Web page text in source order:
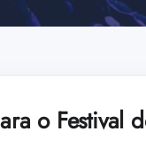
o Festival